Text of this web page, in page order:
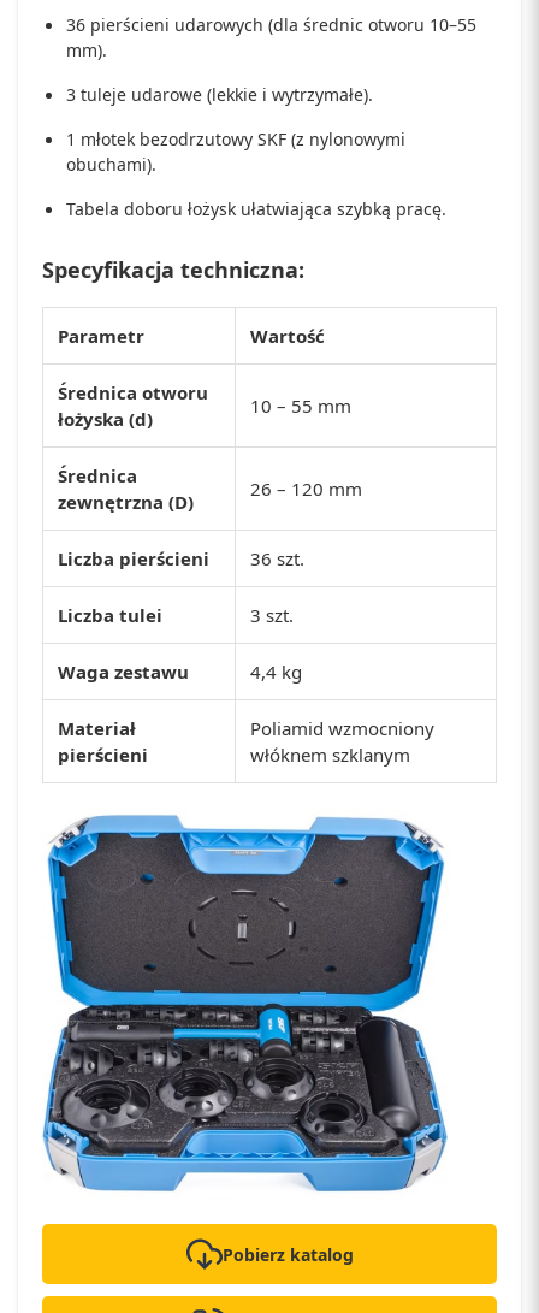
36 pierścieni udarowych (dla średnic otworu 10–55
mm).
3 tuleje udarowe (lekkie i wytrzymałe).
1 młotek bezodrzutowy SKF (z nylonowymi
obuchami).
Tabela doboru łożysk ułatwiająca szybką pracę.
Specyfikacja techniczna:
Parametr Wartość
Średnica otworu
łożyska (d)
10 – 55 mm
Średnica
zewnętrzna (D)
26 – 120 mm
Liczba pierścieni 36 szt.
Liczba tulei 3 szt.
Waga zestawu 4,4 kg
Materiał
pierścieni
Poliamid wzmocniony
włóknem szklanym
Pobierz katalog